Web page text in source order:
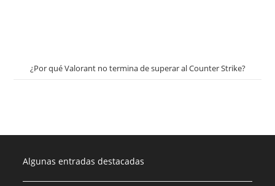
¿Por qué Valorant no termina de superar al Counter Strike?
Algunas entradas destacadas